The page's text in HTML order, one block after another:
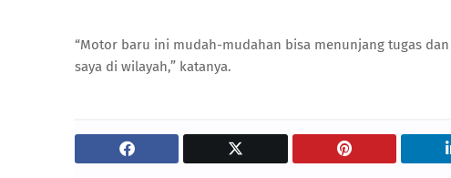
“Motor baru ini mudah-mudahan bisa menunjang tugas
saya di wilayah,” katanya.